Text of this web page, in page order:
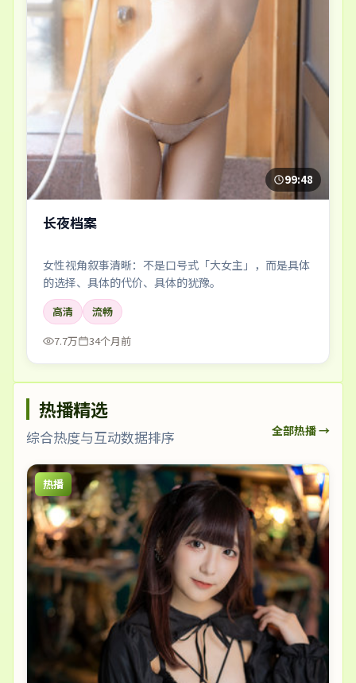
99:48
长夜档案
女性视角叙事清晰：不是口号式「大女主」，而是具体
的选择、具体的代价、具体的犹豫。
高清
流畅
7.7万
34个月前
热播精选
综合热度与互动数据排序 全部热播 →
热播